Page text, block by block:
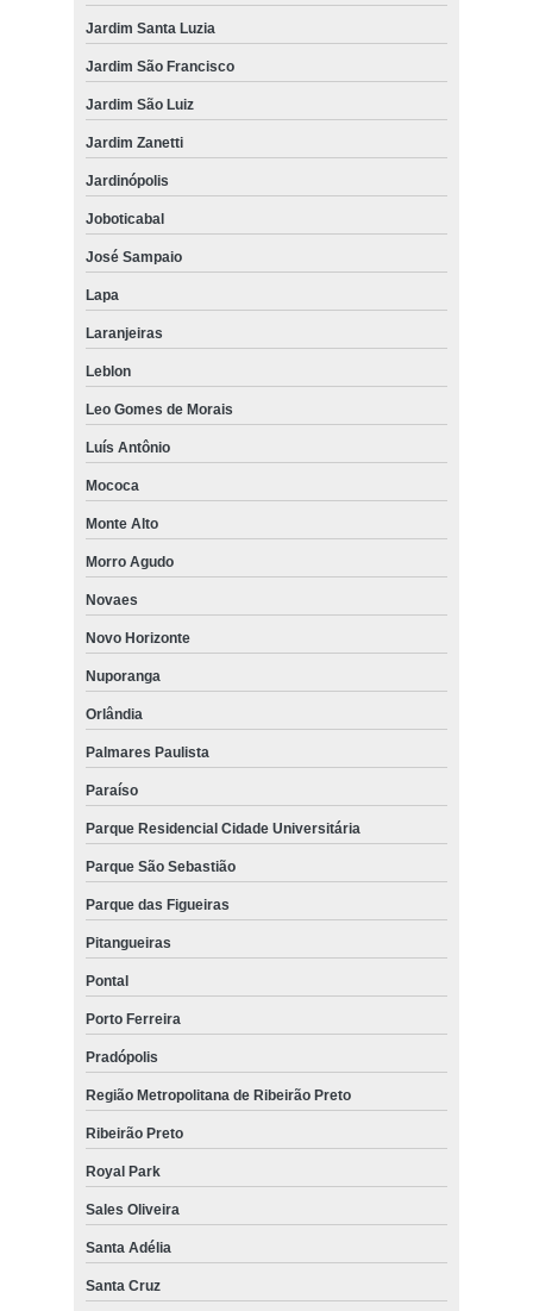
Jardim Santa Luzia
Jardim São Francisco
Jardim São Luiz
Jardim Zanetti
Jardinópolis
Joboticabal
José Sampaio
Lapa
Laranjeiras
Leblon
Leo Gomes de Morais
Luís Antônio
Mococa
Monte Alto
Morro Agudo
Novaes
Novo Horizonte
Nuporanga
Orlândia
Palmares Paulista
Paraíso
Parque Residencial Cidade Universitária
Parque São Sebastião
Parque das Figueiras
Pitangueiras
Pontal
Porto Ferreira
Pradópolis
Região Metropolitana de Ribeirão Preto
Ribeirão Preto
Royal Park
Sales Oliveira
Santa Adélia
Santa Cruz